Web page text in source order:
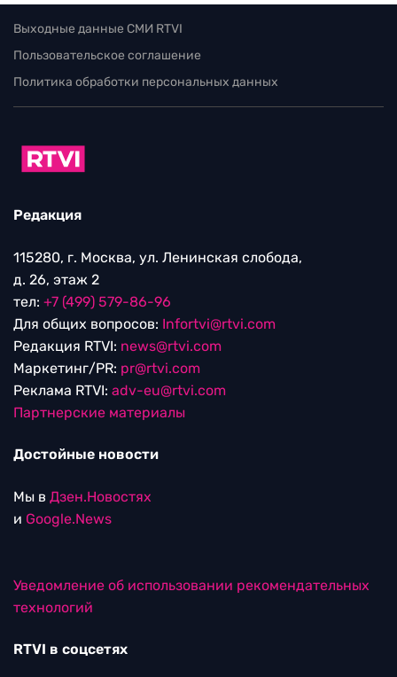
Выходные данные СМИ RTVI
Пользовательское соглашение
Политика обработки персональных данных
Редакция
115280, г. Москва, ул. Ленинская слобода,
д. 26, этаж 2
тел: +7 (499) 579-86-96
Для общих вопросов: Infortvi@rtvi.com
Редакция RTVI: news@rtvi.com
Маркетинг/PR: pr@rtvi.com
Реклама RTVI: adv-eu@rtvi.com
Партнерские материалы
Достойные новости
Мы в Дзен.Новостях
и Google.News
Уведомление об использовании рекомендательных
технологий
RTVI в соцсетях